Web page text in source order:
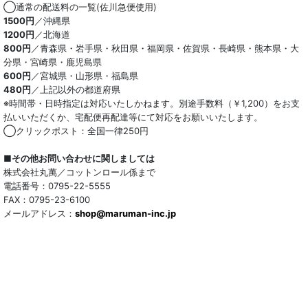
和紙混生地
ポリエステル混
テンセル混
キュプラ/レーヨン混
シルク混
ウール混
トリアセテート混
サッカー/クレープ
◯通常の配送料の一覧(佐川急便使用)
1500円／沖縄県
1200円／北海道
800円／青森県・岩手県・秋田県・福岡県・佐賀県・長崎県・熊本県・大
分県・宮崎県・鹿児島県
600円／宮城県・山形県・福島県
480円／上記以外の都道府県
※時間帯・日時指定は対応いたしかねます。別途手数料（￥1,200）をお支
払いいただくか、宅配便再配達等にて対応をお願いいたします。
◯クリックポスト：全国一律250円
■その他お問い合わせに関しましては
株式会社丸萬／コットンロール係まで
電話番号：0795-22-5555
FAX：0795-23-6100
メールアドレス： shop@maruman-inc.jp